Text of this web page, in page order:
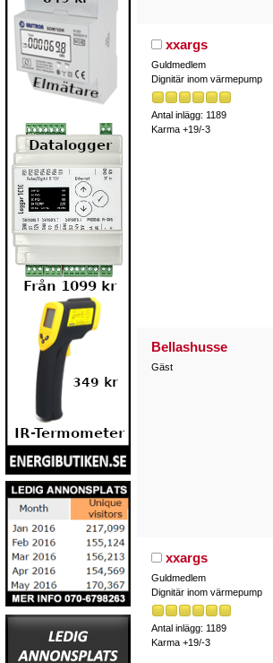
xxargs
Guldmedlem
Dignitär inom värmepump
Antal inlägg: 1189
Karma +19/-3
Bellashusse
Gäst
xxargs
Guldmedlem
Dignitär inom värmepump
Antal inlägg: 1189
Karma +19/-3